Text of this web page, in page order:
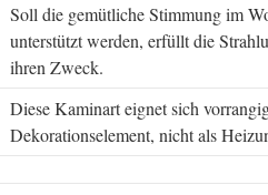
Soll die gemütliche Stimmung im
unterstützt werden, erfüllt die
ihren Zweck.
Diese Kaminart eignet sich
Dekorationselement, nicht als